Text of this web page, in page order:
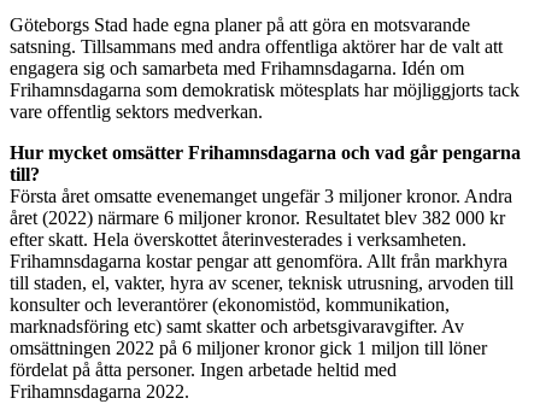
Göteborgs Stad hade egna planer på att göra en motsvarande
satsning. Tillsammans med andra offentliga aktörer har de valt att
engagera sig och samarbeta med Frihamnsdagarna. Idén om
Frihamnsdagarna som demokratisk mötesplats har möjliggjorts tack
vare offentlig sektors medverkan.
Hur mycket omsätter Frihamnsdagarna och vad går pengarna
till?
Första året omsatte evenemanget ungefär 3 miljoner kronor. Andra
året (2022) närmare 6 miljoner kronor. Resultatet blev 382 000 kr
efter skatt. Hela överskottet återinvesterades i verksamheten.
Frihamnsdagarna kostar pengar att genomföra. Allt från markhyra
till staden, el, vakter, hyra av scener, teknisk utrusning, arvoden till
konsulter och leverantörer (ekonomistöd, kommunikation,
marknadsföring etc) samt skatter och arbetsgivaravgifter. Av
omsättningen 2022 på 6 miljoner kronor gick 1 miljon till löner
fördelat på åtta personer. Ingen arbetade heltid med
Frihamnsdagarna 2022.